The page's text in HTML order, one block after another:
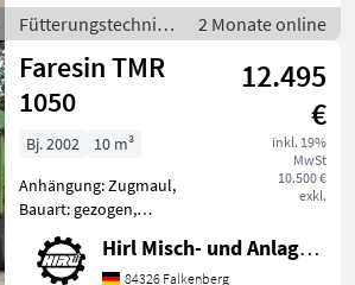
170 PS, Austragschieber li. Mitte
und
Fütterungstechnik
/
Futtermischwagen
2 Monate online
Faresin TMR
1050
12.495
€
inkl. 19%
MwSt
10.500 €
exkl.
Bj. 2002
10 m³
Anhängung: Zugmaul,
Bauart: gezogen,
Futteraustrag: rechts,
Misch-Anordnung:
horizontal, Mischsystem:
Hirl Misch- und Anlagentechnik e.K.
84326 Falkenberg